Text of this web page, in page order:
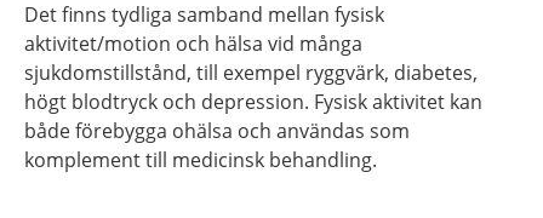
Det finns tydliga samband mellan fysisk
aktivitet/motion och hälsa vid många
sjukdomstillstånd, till exempel ryggvärk, diabetes,
högt blodtryck och depression. Fysisk aktivitet kan
både förebygga ohälsa och användas som
komplement till medicinsk behandling.